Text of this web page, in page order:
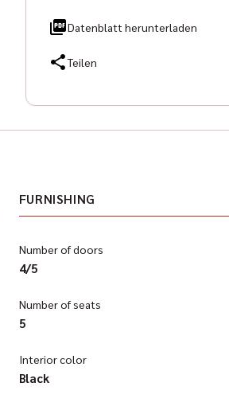
Datenblatt herunterladen
Teilen
FURNISHING
Number of doors
4/5
Number of seats
5
Interior color
Black